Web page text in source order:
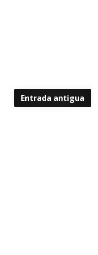
Entrada antigua